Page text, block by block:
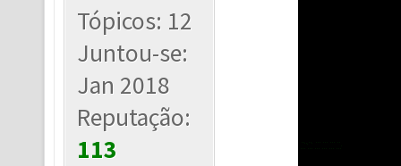
Tópicos: 12
Juntou-se:
Jan 2018
Reputação:
113